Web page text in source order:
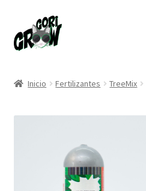
a
la
a
la
Inicio Fertilizantes TreeMix